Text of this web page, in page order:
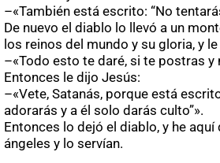
–«También está escrito: “No
De nuevo el diablo lo llevó a un
los reinos del mundo y su gloria, y
–«Todo esto te daré, si te postras y
Entonces le dijo Jesús:
–«Vete, Satanás, porque está
adorarás y a él solo darás culto”».
Entonces lo dejó el diablo, y he
ángeles y lo servían.